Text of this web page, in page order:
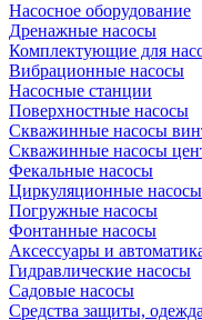
Насосное оборудование
Дренажные насосы
Комплектующие для
Вибрационные насосы
Насосные станции
Поверхностные насосы
Скважинные насосы
Скважинные насосы
Фекальные насосы
Циркуляционные насосы
Погружные насосы
Фонтанные насосы
Аксессуары и
Гидравлические насосы
Садовые насосы
Средства защиты, одежда